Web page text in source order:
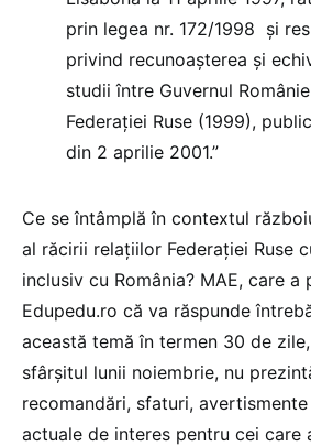
prin legea nr. 172/1998 și
privind recunoașterea și
studii între Guvernul
Federației Ruse (1999),
din 2 aprilie 2001.”
Ce se întâmplă în contextul
al răcirii relațiilor Federației Ruse
inclusiv cu România? MAE, care a
Edupedu.ro că va răspunde
această temă în termen 30 de
sfârșitul lunii noiembrie, nu
recomandări, sfaturi,
actuale de interes pentru cei care